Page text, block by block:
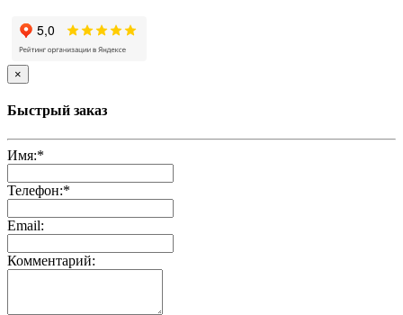
×
Быстрый заказ
Имя:*
Телефон:*
Email:
Комментарий: